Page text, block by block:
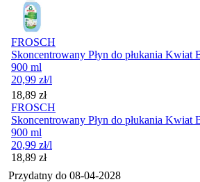
FROSCH
Skoncentrowany Płyn do płukania Kwiat
900 ml
20,99 zł/l
Cena
18,89 zł
FROSCH
Skoncentrowany Płyn do płukania Kwiat
900 ml
20,99 zł/l
Cena
18,89 zł
Przydatny do 08-04-2028